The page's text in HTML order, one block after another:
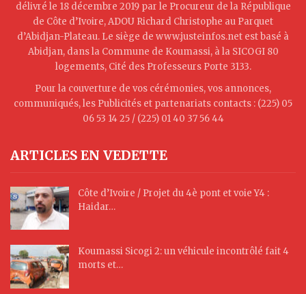
délivré le 18 décembre 2019 par le Procureur de la République
de Côte d’Ivoire, ADOU Richard Christophe au Parquet
d’Abidjan-Plateau. Le siège de www.justeinfos.net est basé à
Abidjan, dans la Commune de Koumassi, à la SICOGI 80
logements, Cité des Professeurs Porte 3133.
Pour la couverture de vos cérémonies, vos annonces,
communiqués, les Publicités et partenariats contacts : (225) 05
06 53 14 25 / (225) 01 40 37 56 44
ARTICLES EN VEDETTE
Côte d’Ivoire / Projet du 4è pont et voie Y4 :
Haidar…
Koumassi Sicogi 2: un véhicule incontrôlé fait 4
morts et…